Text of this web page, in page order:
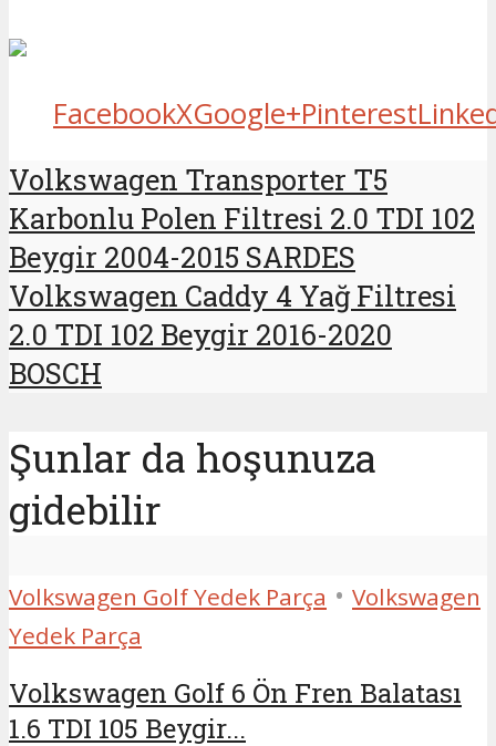
FacebookXGoogle+Pinterest
Volkswagen Transporter T5
Karbonlu Polen Filtresi 2.0 TDI 102
Beygir 2004-2015 SARDES
Volkswagen Caddy 4 Yağ Filtresi
2.0 TDI 102 Beygir 2016-2020
BOSCH
Şunlar da hoşunuza
gidebilir
Volkswagen Golf Yedek Parça • Volkswagen
Yedek Parça
Volkswagen Golf 6 Ön Fren Balatası
1.6 TDI 105 Beygir...